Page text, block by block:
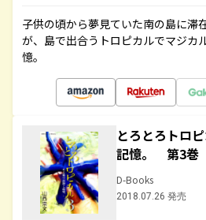
子供の頃から夢見ていた南の島に滞
が、島で出合うトロピカルでマジカ
憶。
とろとろトロ
記憶。 第3巻
D-Books
2018.07.26 発売